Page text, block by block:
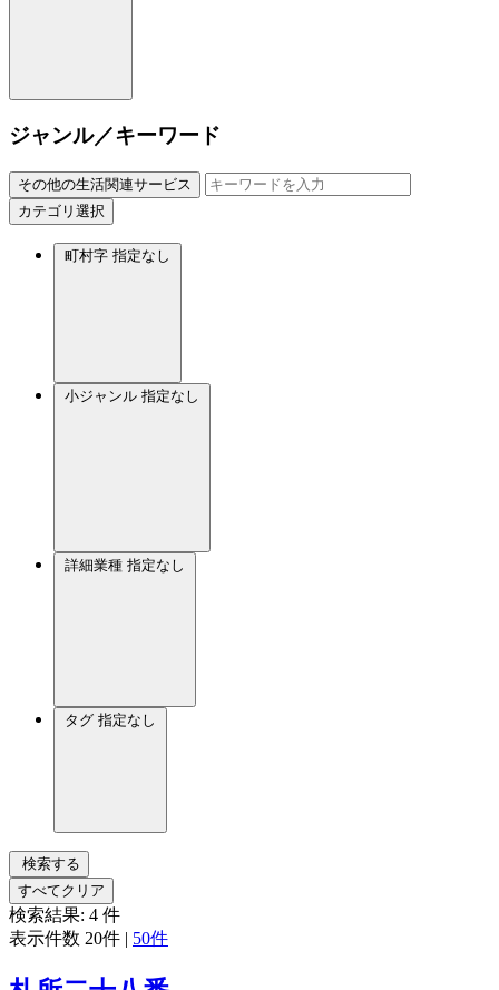
ジャンル／キーワード
その他の生活関連サービス
カテゴリ選択
町村字 指定なし
小ジャンル 指定なし
詳細業種 指定なし
タグ 指定なし
検索する
すべてクリア
検索結果: 4 件
表示件数 20件 | 50件